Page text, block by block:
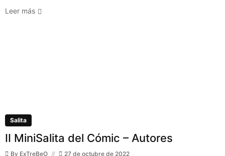
Leer más
Salita
II MiniSalita del Cómic – Autores
By ExTreBeO 27 de octubre de 2022